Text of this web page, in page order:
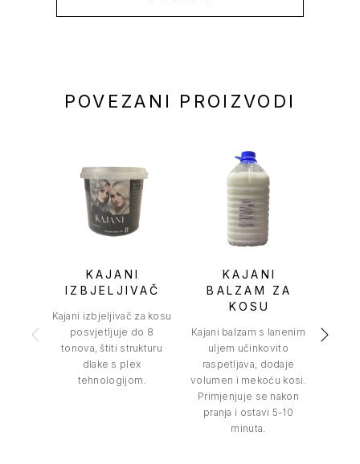
POVEZANI PROIZVODI
KAJANI
IZBJELJIVAČ
Kajani izbjeljivač za kosu
posvjetljuje do 8
tonova, štiti strukturu
dlake s plex
tehnologijom.
KAJANI
BALZAM ZA
KOSU
Kajani balzam s lanenim
uljem učinkovito
raspetljava, dodaje
volumen i mekoću kosi.
Primjenjuje se nakon
pranja i ostavi 5-10
minuta.
Kajani